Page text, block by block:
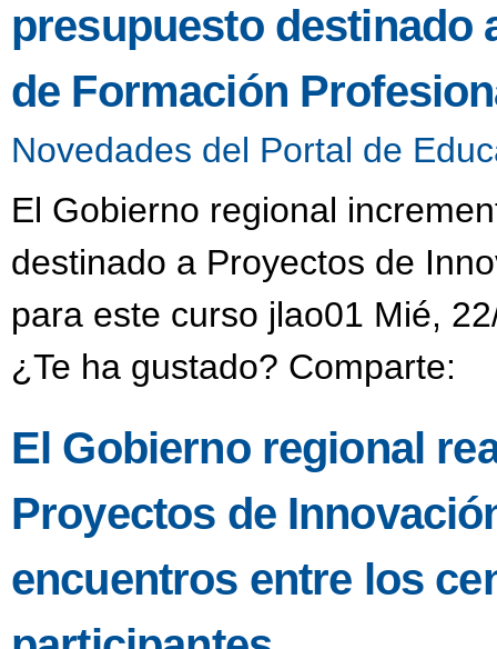
presupuesto destinado
de Formación
Novedades del Portal de
El Gobierno regional
destinado a Proyectos de
para este curso jlao01 Mié,
¿Te ha gustado? Comparte:
El Gobierno regional
Proyectos de
encuentros entre los